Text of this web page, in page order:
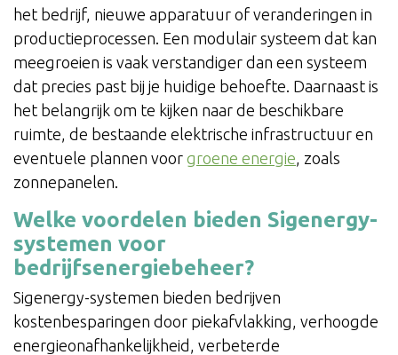
het bedrijf, nieuwe apparatuur of veranderingen in
productieprocessen. Een modulair systeem dat kan
meegroeien is vaak verstandiger dan een systeem
dat precies past bij je huidige behoefte. Daarnaast is
het belangrijk om te kijken naar de beschikbare
ruimte, de bestaande elektrische infrastructuur en
eventuele plannen voor groene energie , zoals
zonnepanelen.
Welke voordelen bieden Sigenergy-
systemen voor
bedrijfsenergiebeheer?
Sigenergy-systemen bieden bedrijven
kostenbesparingen door piekafvlakking, verhoogde
energieonafhankelijkheid, verbeterde